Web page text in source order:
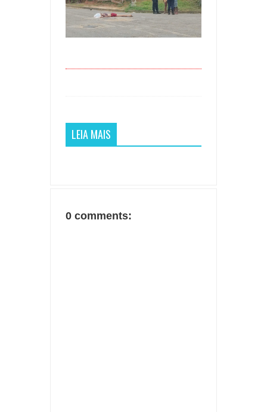
LEIA MAIS
0 comments: